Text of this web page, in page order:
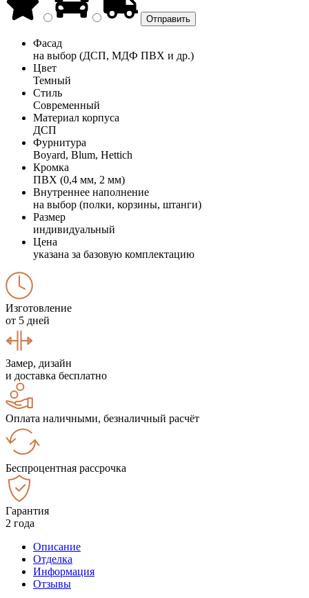
Фасад
на выбор (ДСП, МДФ ПВХ и др.)
Цвет
Темный
Стиль
Современный
Материал корпуса
ДСП
Фурнитура
Boyard, Blum, Hettich
Кромка
ПВХ (0,4 мм, 2 мм)
Внутреннее наполнение
на выбор (полки, корзины, штанги)
Размер
индивидуальный
Цена
указана за базовую комплектацию
Изготовление
от 5 дней
Замер, дизайн
и доставка бесплатно
Оплата наличными, безналичный расчёт
Беспроцентная рассрочка
Гарантия
2 года
Описание
Отделка
Информация
Отзывы